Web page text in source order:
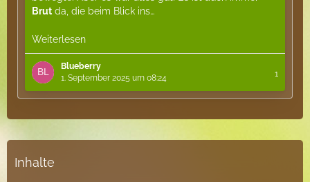
Brut da, die beim Blick ins…
Weiterlesen
Blueberry
1. September 2025 um 08:24
1
Inhalte